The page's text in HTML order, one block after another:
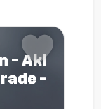
- Aki
-